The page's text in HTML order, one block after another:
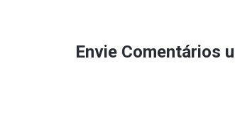
Envie Comentários